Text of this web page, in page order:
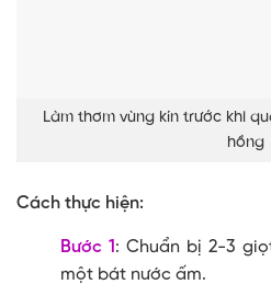
Làm thơm vùng kín trước khi
hồng
Cách thực hiện:
Bước 1 : Chuẩn bị 2-3
một bát nước ấm.